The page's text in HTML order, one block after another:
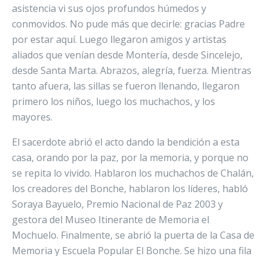
asistencia vi sus ojos profundos húmedos y
conmovidos. No pude más que decirle: gracias Padre
por estar aquí. Luego llegaron amigos y artistas
aliados que venían desde Montería, desde Sincelejo,
desde Santa Marta. Abrazos, alegría, fuerza. Mientras
tanto afuera, las sillas se fueron llenando, llegaron
primero los niños, luego los muchachos, y los
mayores.
El sacerdote abrió el acto dando la bendición a esta
casa, orando por la paz, por la memoria, y porque no
se repita lo vivido. Hablaron los muchachos de Chalán,
los creadores del Bonche, hablaron los líderes, habló
Soraya Bayuelo, Premio Nacional de Paz 2003 y
gestora del Museo Itinerante de Memoria el
Mochuelo. Finalmente, se abrió la puerta de la Casa de
Memoria y Escuela Popular El Bonche. Se hizo una fila